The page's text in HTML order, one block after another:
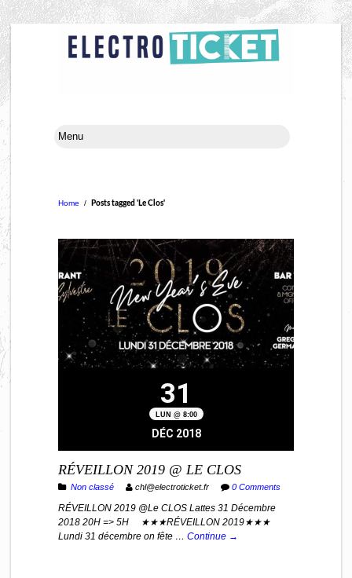
Home / Posts tagged 'Le Clos'
31
LUN @ 8:00
DÉC 2018
RÉVEILLON 2019 @ LE CLOS
Non classé chl@electroticket.fr 0 Comments
RÉVEILLON 2019 @Le CLOS Lattes 31 Décembre
2018 20H => 5H ★★★RÉVEILLON 2019★★★
Lundi 31 décembre on fête … Continue →